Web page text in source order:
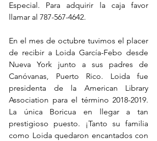
Especial. Para adquirir la caja favor
llamar al 787-567-4642.
En el mes de octubre tuvimos el placer
de recibir a Loida García-Febo desde
Nueva York junto a sus padres de
Canóvanas, Puerto Rico. Loida fue
presidenta de la American Library
Association para el término 2018-2019.
La única Boricua en llegar a tan
prestigioso puesto. ¡Tanto su familia
como Loida quedaron encantados con